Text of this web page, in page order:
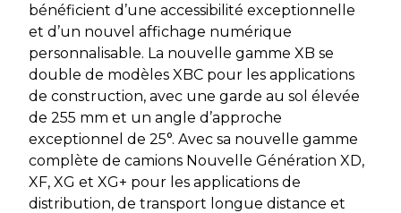
bénéficient d’une accessibilité exceptionnelle
et d’un nouvel affichage numérique
personnalisable. La nouvelle gamme XB se
double de modèles XBC pour les applications
de construction, avec une garde au sol élevée
de 255 mm et un angle d’approche
exceptionnel de 25°. Avec sa nouvelle gamme
complète de camions Nouvelle Génération XD,
XF, XG et XG+ pour les applications de
distribution, de transport longue distance et